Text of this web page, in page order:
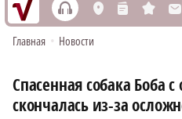
h L n s M
Главная • Новости
Спасенная собака Боба
скончалась из-за